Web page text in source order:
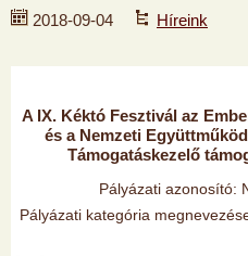
2018-09-04 Híreink
A IX. Kéktó Fesztivál az
és a Nemzeti
Támogatáskezelő
Pályázati azonosító:
Pályázati kategória